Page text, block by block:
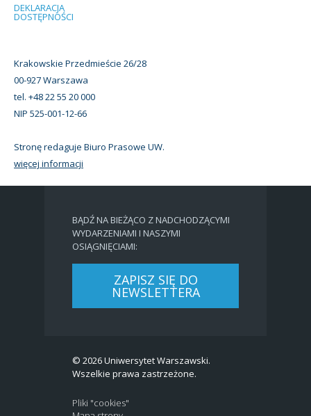
DEKLARACJA
DOSTĘPNOŚCI
Krakowskie Przedmieście 26/28
00-927 Warszawa
tel. +48 22 55 20 000
NIP 525-001-12-66
Stronę redaguje Biuro Prasowe UW.
więcej informacji
BĄDŹ NA BIEŻĄCO Z NADCHODZĄCYMI
WYDARZENIAMI I NASZYMI
OSIĄGNIĘCIAMI:
ZAPISZ SIĘ DO
NEWSLETTERA
© 2026 Uniwersytet Warszawski.
Wszelkie prawa zastrzeżone.
Pliki "cookies"